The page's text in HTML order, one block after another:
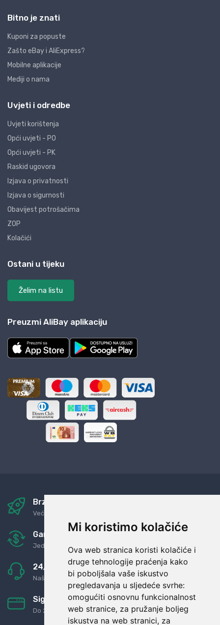
Mi koristimo kolačiće
Ova web stranica koristi kolačiće i
druge tehnologije praćenja kako
bi poboljšala vaše iskustvo
pregledavanja u sljedeće svrhe:
omogućiti osnovnu funkcionalnost
web stranice, za pružanje boljeg
iskustva na web stranici, za
Bitno je znati
Kuponi za popuste
Zašto eBay i AliExpress?
Mobilne aplikacije
Mediji o nama
Uvjeti i odredbe
Uvjeti korištenja
Opći uvjeti - PO
Opći uvjeti - PK
Raskid ugovora
Izjava o privatnosti
Izjava o sigurnosti
Obavijest potrošačima
ZOP
Kolačići
Ostani u tijeku
Želim na listu
Preuzmi AliBay aplikaciju
Brza i sigurna dostava
Već za nekoliko dana kod vas
Garancija u povrat novaca
Jednostavno pravilo: Roba za novac
24/7 odlična podrška
Naši agenti uvijek na raspolaganju
Sigurno obročno plaćanje
Do 24 rata bez kamata